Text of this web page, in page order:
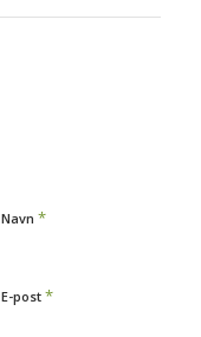
Navn *
E-post *